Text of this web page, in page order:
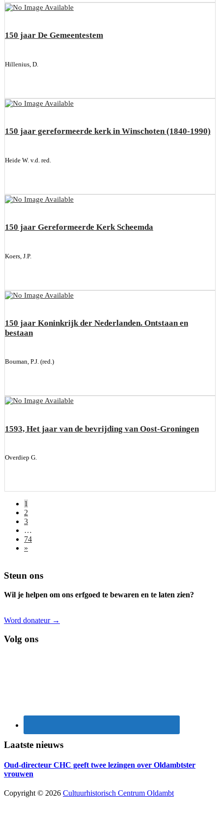
150 jaar De Gemeentestem
Hillenius, D.
150 jaar gereformeerde kerk in Winschoten (1840-1990)
Heide W. v.d. red.
150 jaar Gereformeerde Kerk Scheemda
Koers, J.P.
150 jaar Koninkrijk der Nederlanden. Ontstaan en
bestaan
Bouman, P.J. (red.)
1593, Het jaar van de bevrijding van Oost-Groningen
Overdiep G.
1
2
3
…
74
»
Footer
Steun ons
Wil je helpen om ons erfgoed te bewaren en te laten zien?
Word donateur →
Volg ons
Laatste nieuws
Oud-directeur CHC geeft twee lezingen over Oldambtster
vrouwen
Copyright © 2026 Cultuurhistorisch Centrum Oldambt